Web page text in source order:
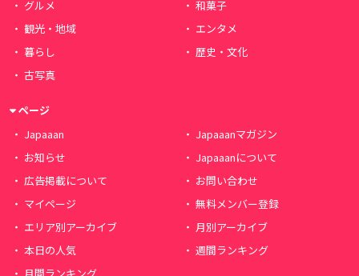
グルメ
和菓子
観光・地域
エンタメ
暮らし
歴史・文化
古写真
ページ
Japaaan
Japaaanマガジン
お知らせ
Japaaanについて
広告掲載について
お問い合わせ
マイページ
無料メンバー登録
エリア別アーカイブ
月別アーカイブ
本日の人気
週間ランキング